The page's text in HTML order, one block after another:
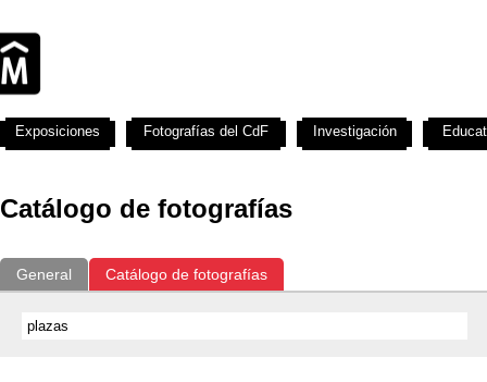
Catálogo de fotografías
General Catálogo de fotografías
Exposiciones Fotografías del CdF Investigación